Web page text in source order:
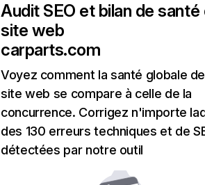
Audit SEO et bilan de santé
site web
carparts.com
Voyez comment la santé globale
site web se compare à celle de la
concurrence. Corrigez n'importe
des 130 erreurs techniques et de
détectées par notre outil